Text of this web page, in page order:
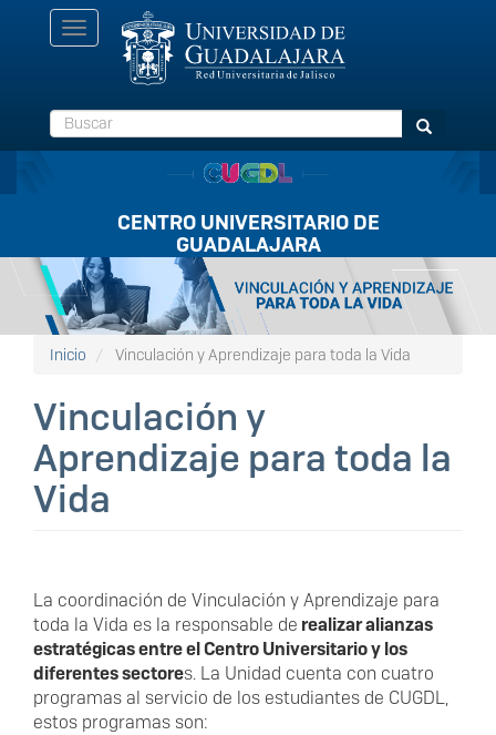
Toggle
navigation
Buscar Buscar
CENTRO UNIVERSITARIO DE
GUADALAJARA
Listón
FullScreen
Inicio Vinculación y Aprendizaje para toda la Vida
Vinculación y
Aprendizaje para toda la
Vida
La coordinación de Vinculación y Aprendizaje para
toda la Vida es la responsable de realizar alianzas
estratégicas entre el Centro Universitario y los
diferentes sectores. La Unidad cuenta con cuatro
programas al servicio de los estudiantes de CUGDL,
estos programas son: